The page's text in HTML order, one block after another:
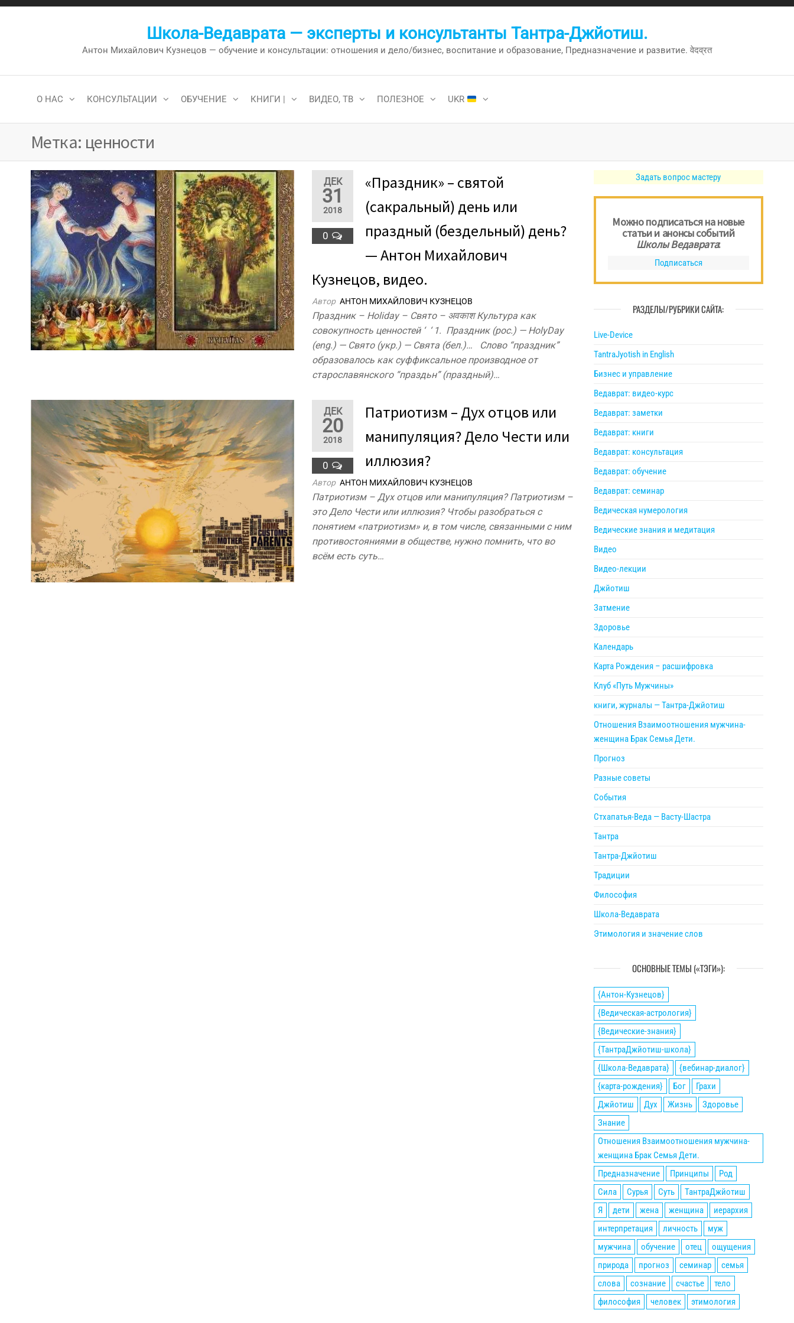
Перейти
Школа-Ведаврата — эксперты и консультанты Тантра-Джйотиш.
Антон Михайлович Кузнецов — обучение и консультации: отношения и дело/бизнес, воспитание и образование, Предназначение и развитие. वेदव्रत
О НАС КОНСУЛЬТАЦИИ ОБУЧЕНИЕ КНИГИ | ВИДЕО, ТВ ПОЛЕЗНОЕ UKR
Метка: ценности
ДЕК
31
2018
0
«Праздник» – святой
(сакральный) день или
праздный (бездельный) день?
— Антон Михайлович
Кузнецов, видео.
Автор АНТОН МИХАЙЛОВИЧ КУЗНЕЦОВ
Праздник – Holiday – Свято – अवकाश Культура как
совокупность ценностей ‘ ‘ 1. Праздник (рос.) — HolyDay
(eng.) — Свято (укр.) — Свята (бел.)… Слово “праздник”
образовалось как суффиксальное производное от
старославянского “праздьн” (праздный)…
ДЕК
20
2018
0
Патриотизм – Дух отцов или
манипуляция? Дело Чести или
иллюзия?
Автор АНТОН МИХАЙЛОВИЧ КУЗНЕЦОВ
Патриотизм – Дух отцов или манипуляция? Патриотизм –
это Дело Чести или иллюзия? Чтобы разобраться с
понятием «патриотизм» и, в том числе, связанными с ним
противостояниями в обществе, нужно помнить, что во
всём есть суть…
Задать вопрос мастеру
Можно подписаться на новые
статьи и анонсы событий
Школы Ведаврата:
Подписаться
РАЗДЕЛЫ/РУБРИКИ САЙТА:
Live-Device
TantraJyotish in English
Бизнес и управление
Ведаврат: видео-курс
Ведаврат: заметки
Ведаврат: книги
Ведаврат: консультация
Ведаврат: обучение
Ведаврат: семинар
Ведическая нумерология
Ведические знания и медитация
Видео
Видео-лекции
Джйотиш
Затмение
Здоровье
Календарь
Карта Рождения – расшифровка
Клуб «Путь Мужчины»
книги, журналы — Тантра-Джйотиш
Отношения Взаимоотношения мужчина-
женщина Брак Семья Дети.
Прогноз
Разные советы
События
Стхапатья-Веда — Васту-Шастра
Тантра
Тантра-Джйотиш
Традиции
Философия
Школа-Ведаврата
Этимология и значение слов
ОСНОВНЫЕ ТЕМЫ («ТЭГИ»):
{Антон-Кузнецов}
{Ведическая-астрология}
{Ведические-знания}
{ТантраДжйотиш-школа}
{Школа-Ведаврата}
{вебинар-диалог}
{карта-рождения}
Бог
Грахи
Джйотиш
Дух Жизнь
Здоровье
Знание
Отношения Взаимоотношения мужчина-
женщина Брак Семья Дети.
Предназначение
Принципы
Род
Сила
Сурья Суть
ТантраДжйотиш
Я
дети жена женщина
иерархия
интерпретация
личность
муж
мужчина
обучение отец
ощущения
природа
прогноз семинар
семья
слова
сознание счастье
тело
философия
человек этимология